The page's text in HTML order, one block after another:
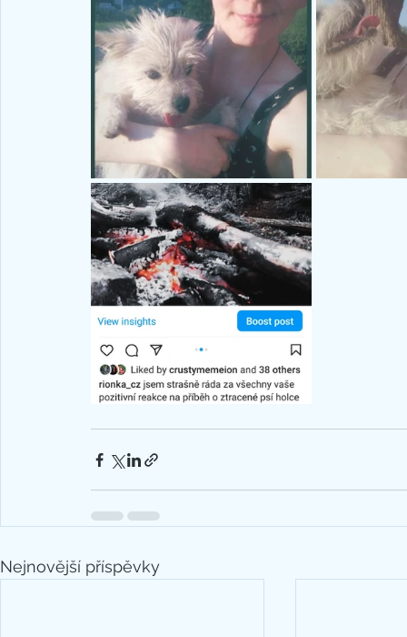
Nejnovější příspěvky